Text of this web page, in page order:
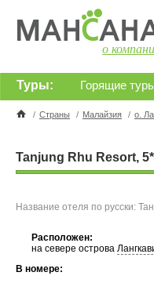
о
Горящие
Туры:
/ Страны / Малайзия / о.
Tanjung Rhu Resort, 5*
Название отеля по русски:
Расположен:
на севере острова
В номере: